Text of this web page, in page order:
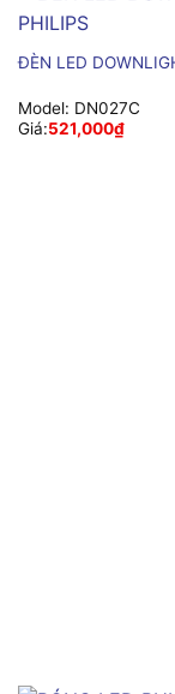
ĐÈN LED
Model: DN027C
Giá:521,000₫